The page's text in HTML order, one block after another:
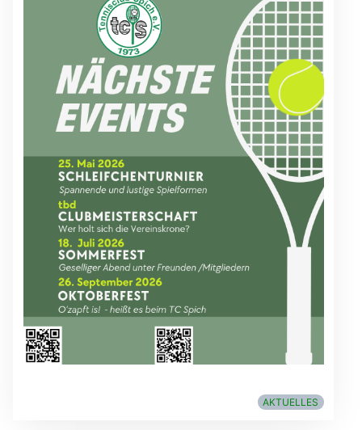
AKTUELLES